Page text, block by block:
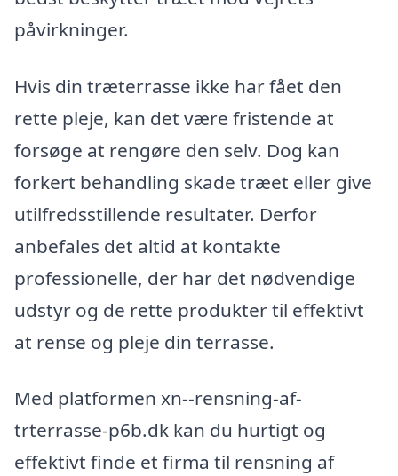
påvirkninger.
Hvis din træterrasse ikke har fået den
rette pleje, kan det være fristende at
forsøge at rengøre den selv. Dog kan
forkert behandling skade træet eller give
utilfredsstillende resultater. Derfor
anbefales det altid at kontakte
professionelle, der har det nødvendige
udstyr og de rette produkter til effektivt
at rense og pleje din terrasse.
Med platformen xn--rensning-af-
trterrasse-p6b.dk kan du hurtigt og
effektivt finde et firma til rensning af